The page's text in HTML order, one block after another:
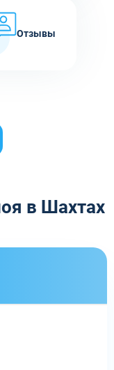
Отзывы
в Шахтах